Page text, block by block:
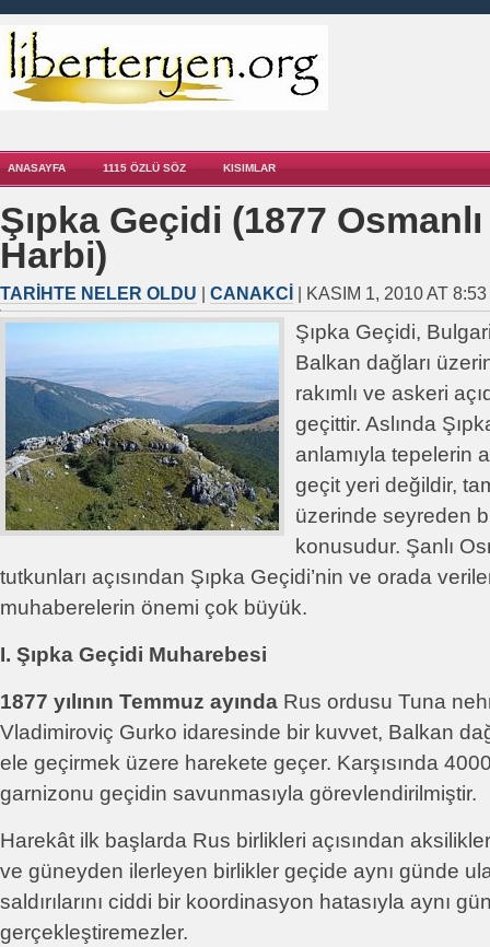
ANASAYFA 1115 ÖZLÜ SÖZ KISIMLAR
Şıpka Geçidi (1877
Harbi)
TARIHTE NELER OLDU CANAKCI | KASIM 1, 2010 AT 8:53
Şıpka Geçidi,
Balkan dağları
rakımlı ve askeri
geçittir. Aslında
anlamıyla tepelerin
geçit yeri değildir,
üzerinde seyreden
konusudur. Şanlı
tutkunları açısından Şıpka Geçidi’nin ve orada
muhaberelerin önemi çok büyük.
I. Şıpka Geçidi Muharebesi
1877 yılının Temmuz ayında Rus ordusu Tuna
Vladimiroviç Gurko idaresinde bir kuvvet, Balkan
ele geçirmek üzere harekete geçer. Karşısında
garnizonu geçidin savunmasıyla görevlendirilmiştir.
Harekât ilk başlarda Rus birlikleri açısından
ve güneyden ilerleyen birlikler geçide aynı günde
saldırılarını ciddi bir koordinasyon hatasıyla aynı
gerçekleştiremezler.